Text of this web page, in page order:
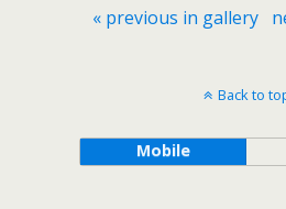
« previous in gallery
Back to
Mobile